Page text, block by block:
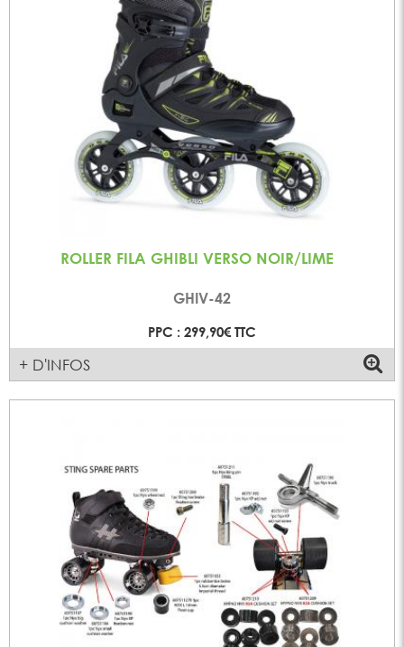
ROLLER FILA GHIBLI VERSO NOIR/LIME
GHIV-42
PPC : 299,90€ TTC
+ D'INFOS